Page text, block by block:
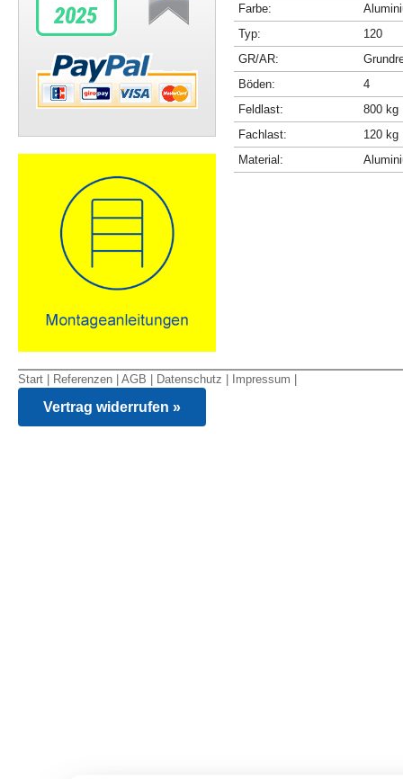
Farbe:
Typ:
120
GR/AR:
Böden:
4
Feldlast:
800 kg
Fachlast:
120 kg
Material:
Start Referenzen AGB Datenschutz Impressum
Vertrag widerrufen »